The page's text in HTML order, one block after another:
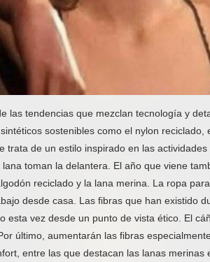
las tendencias que mezclan tecnología y
sostenibles como el nylon
trata de un estilo inspirado en las
toman la delantera. El año que viene
reciclado y la lana merina. La ropa
desde casa. Las fibras que han existido
esta vez desde un punto de vista ético. El
último, aumentarán las fibras
entre las que destacan las lanas merinas